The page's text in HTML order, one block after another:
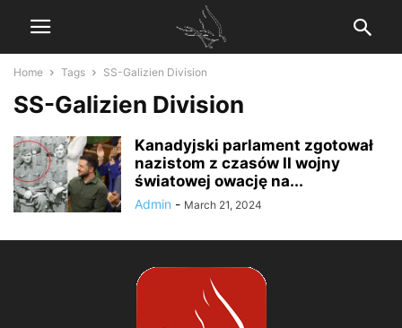
Home Tags SS-Galizien Division
SS-Galizien Division
Kanadyjski parlament zgotował
nazistom z czasów II wojny
światowej owację na...
Admin - March 21, 2024